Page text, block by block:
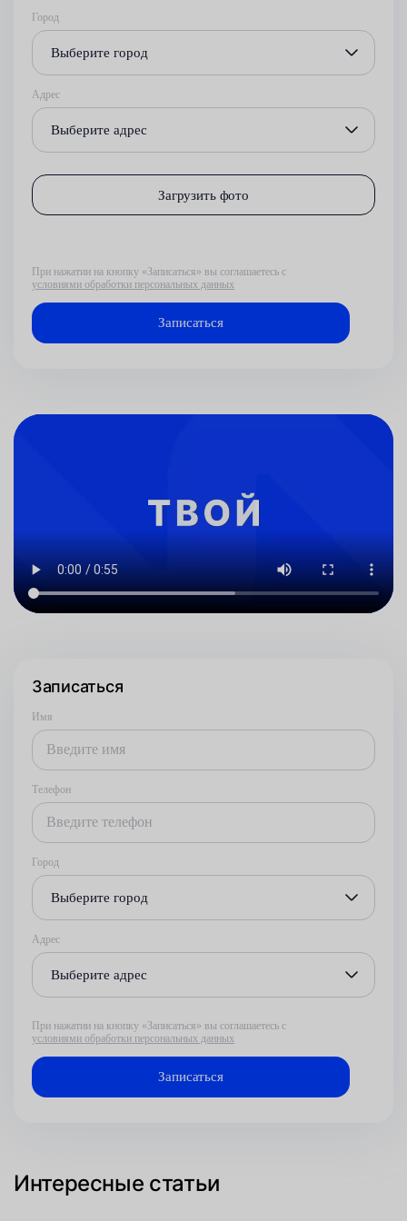
Город
Выберите город
Адрес
Выберите адрес
Загрузить фото
При нажатии на кнопку «Записаться» вы соглашаетесь с
условиями обработки персональных данных
Записаться
Имя
Телефон
Город
Выберите город
Адрес
Выберите адрес
При нажатии на кнопку «Записаться» вы соглашаетесь с
условиями обработки персональных данных
Интересные статьи